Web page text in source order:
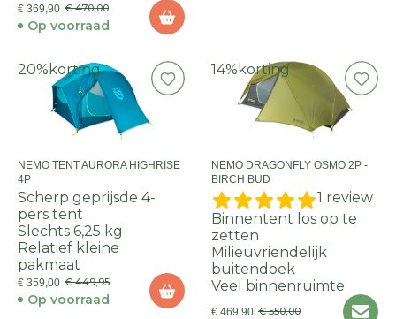
€ 369,90 € 470,00
Op voorraad
20% korting
NEMO TENT AURORA HIGHRISE
4P
Scherp geprijsde 4-
pers tent
Slechts 6,25 kg
Relatief kleine
pakmaat
€ 359,00 € 449,95
Op voorraad
14% korting
NEMO DRAGONFLY OSMO 2P -
BIRCH BUD
1 review
Binnentent los op te
zetten
Milieuvriendelijk
buitendoek
Veel binnenruimte
€ 469,90 € 550,00